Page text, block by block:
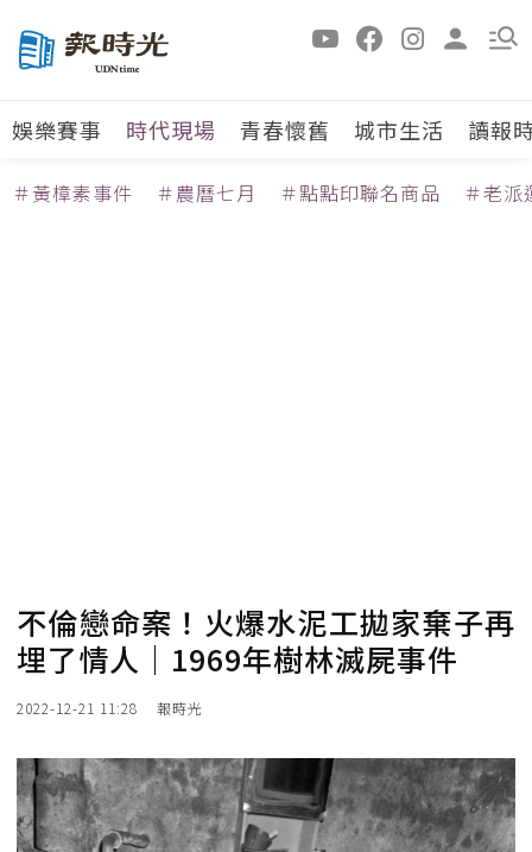
娛樂賽事 時代現場 青春懷舊 城市生活 讀報
＃黃樟素事件 ＃農曆七月 ＃點點印聯名商品 ＃老派
不倫戀命案！火爆水泥工拋家棄子再
埋了情人｜1969年樹林滅屍事件
2022-12-21 11:28 報時光